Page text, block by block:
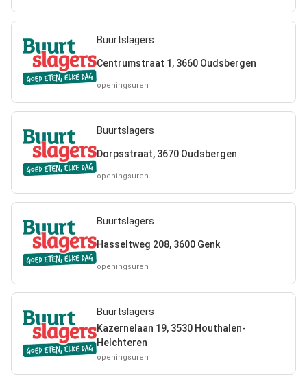
Buurtslagers
Centrumstraat 1, 3660 Oudsbergen
openingsuren
Buurtslagers
Dorpsstraat, 3670 Oudsbergen
openingsuren
Buurtslagers
Hasseltweg 208, 3600 Genk
openingsuren
Buurtslagers
Kazernelaan 19, 3530 Houthalen-
Helchteren
openingsuren